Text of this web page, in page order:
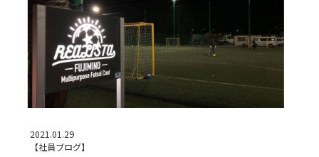
2021.01.29
【社員ブログ】